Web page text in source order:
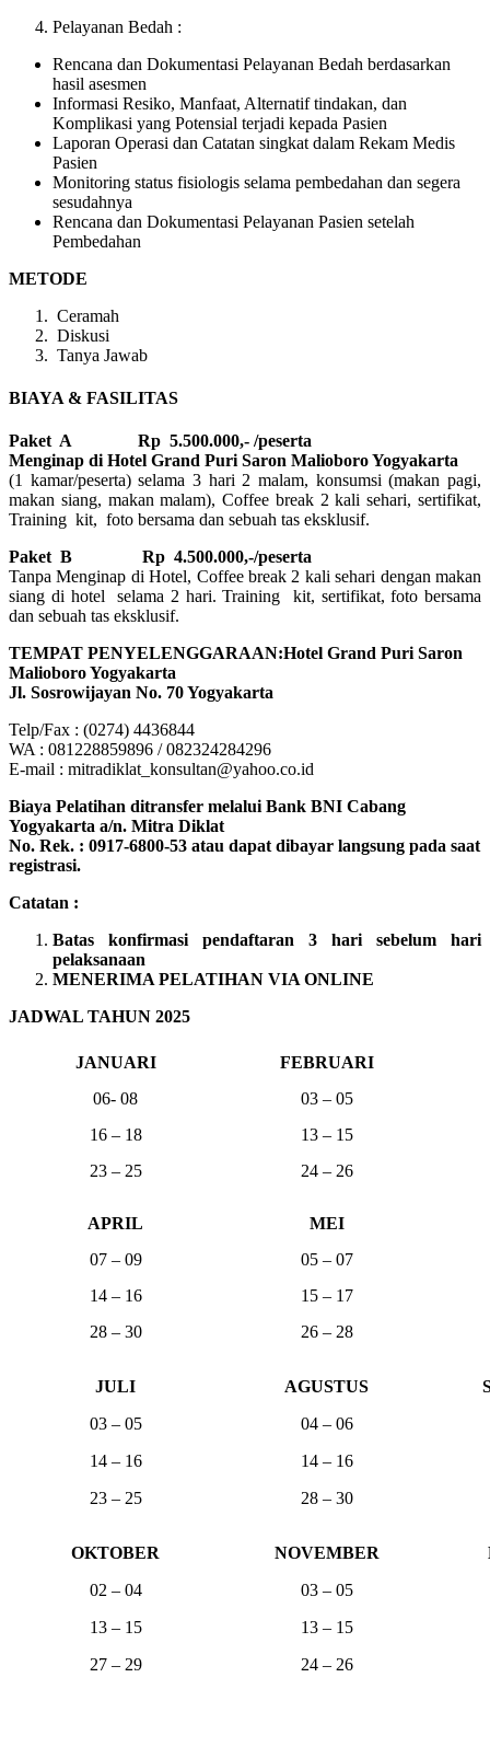
Pelayanan Bedah :
Rencana dan Dokumentasi Pelayanan Bedah berdasarkan
hasil asesmen
Informasi Resiko, Manfaat, Alternatif tindakan, dan
Komplikasi yang Potensial terjadi kepada Pasien
Laporan Operasi dan Catatan singkat dalam Rekam Medis
Pasien
Monitoring status fisiologis selama pembedahan dan segera
sesudahnya
Rencana dan Dokumentasi Pelayanan Pasien setelah
Pembedahan
METODE
Ceramah
Diskusi
Tanya Jawab
BIAYA & FASILITAS
Paket A Rp 5.500.000,- /peserta
Menginap di Hotel Grand Puri Saron Malioboro Yogyakarta
(1 kamar/peserta) selama 3 hari 2 malam, konsumsi (makan pagi,
makan siang, makan malam), Coffee break 2 kali sehari, sertifikat,
Training kit, foto bersama dan sebuah tas eksklusif.
Paket B
Rp 4.500.000,-/peserta
Tanpa Menginap di Hotel, Coffee break 2 kali sehari dengan makan
siang di hotel selama 2 hari. Training kit, sertifikat, foto bersama
dan sebuah tas eksklusif.
TEMPAT PENYELENGGARAAN:Hotel Grand Puri Saron
Malioboro Yogyakarta
Jl. Sosrowijayan No. 70 Yogyakarta
Telp/Fax : (0274) 4436844
WA : 081228859896 / 082324284296
E-mail : mitradiklat_konsultan@yahoo.co.id
Biaya Pelatihan ditransfer melalui Bank BNI Cabang
Yogyakarta a/n. Mitra Diklat
No. Rek. : 0917-6800-53 atau dapat dibayar langsung pada saat
registrasi.
Catatan :
Batas konfirmasi pendaftaran 3 hari sebelum hari
pelaksanaan
MENERIMA PELATIHAN VIA ONLINE
JADWAL TAHUN 2025
JANUARI
FEBRUARI
06- 08
03 – 05
16 – 18
13 – 15
23 – 25
24 – 26
APRIL
MEI
07 – 09
05 – 07
14 – 16
15 – 17
28 – 30
26 – 28
JULI AGUSTUS
03 – 05
04 – 06
14 – 16
14 – 16
23 – 25
28 – 30
OKTOBER NOVEMBER
02 – 04
03 – 05
13 – 15
13 – 15
27 – 29
24 – 26